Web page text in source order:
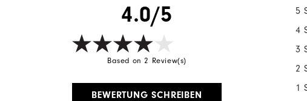
4.0/5
Based on 2 Review(s)
BEWERTUNG SCHREIBEN
5
4
3
2
1